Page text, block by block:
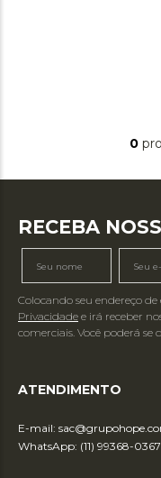
0
RECEBA
Colocando seu endereço
Privacidade e irá receber
comerciais. Você poderá se
ATENDIMENTO
E-mail:
WhatsApp: (11) 99368-0367